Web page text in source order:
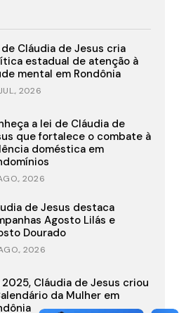
de Cláudia de Jesus cria
estadual de atenção à
mental em Rondônia
2026
a lei de Cláudia de
que fortalece o combate à
doméstica em
2026
de Jesus destaca
Agosto Lilás e
Dourado
2026
2025, Cláudia de Jesus criou
da Mulher em